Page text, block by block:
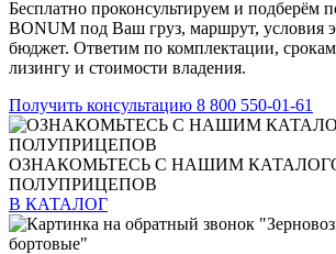
Бесплатно проконсультируем и подберём
BONUM под Ваш груз, маршрут, условия
бюджет. Ответим по комплектации, срокам
лизингу и стоимости владения.
Получить консультацию 8 800 550-01-61
ОЗНАКОМЬТЕСЬ С НАШИМ
ПОЛУПРИЦЕПОВ
В КАТАЛОГ